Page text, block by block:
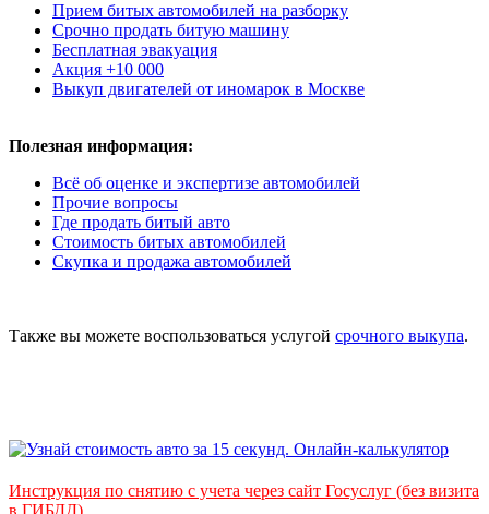
Прием битых автомобилей на разборку
Срочно продать битую машину
Бесплатная эвакуация
Акция +10 000
Выкуп двигателей от иномарок в Москве
Полезная информация:
Всё об оценке и экспертизе автомобилей
Прочие вопросы
Где продать битый авто
Стоимость битых автомобилей
Скупка и продажа автомобилей
Также вы можете воспользоваться услугой срочного выкупа.
Инструкция по снятию с учета через сайт Госуслуг (без визита